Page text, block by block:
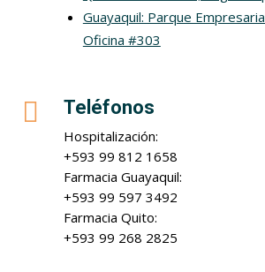
Guayaquil: Parque
Oficina #303
 Teléfonos
Hospitalización:
+593 99 812 1658
Farmacia Guayaquil:
+593 99 597 3492
Farmacia Quito:
+593 99 268 2825